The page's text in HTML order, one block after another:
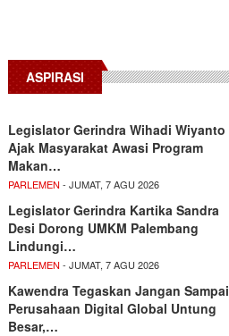
ASPIRASI
Legislator Gerindra Wihadi Wiyanto
Ajak Masyarakat Awasi Program
Makan…
PARLEMEN - JUMAT, 7 AGU 2026
Legislator Gerindra Kartika Sandra
Desi Dorong UMKM Palembang
Lindungi…
PARLEMEN - JUMAT, 7 AGU 2026
Kawendra Tegaskan Jangan Sampai
Perusahaan Digital Global Untung
Besar,…